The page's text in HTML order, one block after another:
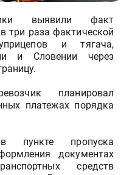
выявили факт
три раза фактической
и тягача,
и Словении через
планировал
платежах порядка
пункте пропуска
документах
средств